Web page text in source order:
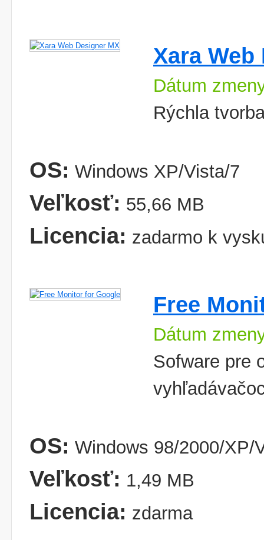
Xara Web
Dátum
Rýchla
OS: Windows XP/Vista/7
Veľkosť: 55,66 MB
Licencia: zadarmo k
Free
Dátum
Sofware pre
OS: Windows 98/2000/XP/
Veľkosť: 1,49 MB
Licencia: zdarma